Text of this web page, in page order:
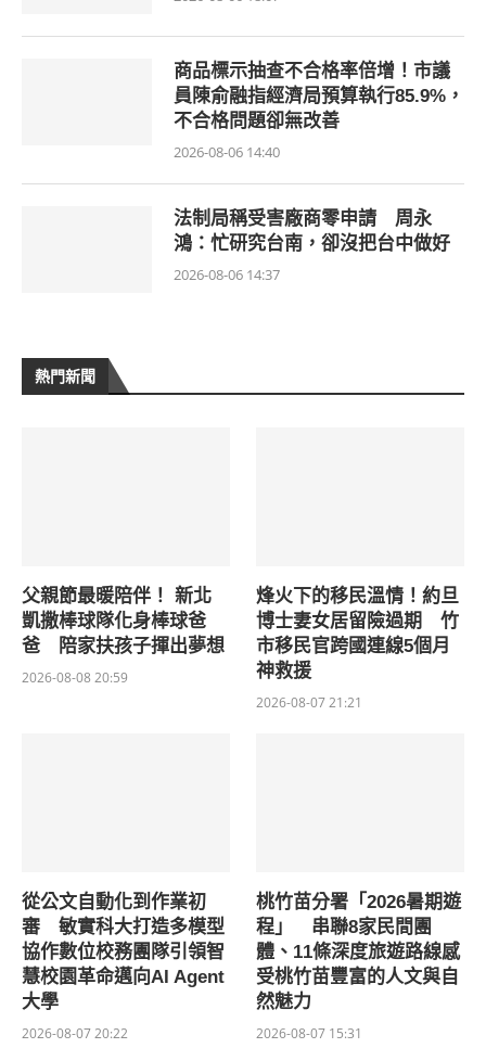
商品標示抽查不合格率倍增！市議
員陳俞融指經濟局預算執行85.9%，
不合格問題卻無改善
2026-08-06 14:40
法制局稱受害廠商零申請 周永
鴻：忙研究台南，卻沒把台中做好
2026-08-06 14:37
熱門新聞
父親節最暖陪伴！ 新北
凱撒棒球隊化身棒球爸
爸 陪家扶孩子揮出夢想
2026-08-08 20:59
烽火下的移民溫情！約旦
博士妻女居留險過期 竹
市移民官跨國連線5個月
神救援
2026-08-07 21:21
從公文自動化到作業初
審 敏實科大打造多模型
協作數位校務團隊引領智
慧校園革命邁向AI Agent
大學
2026-08-07 20:22
桃竹苗分署「2026暑期遊
程」 串聯8家民間團
體、11條深度旅遊路線感
受桃竹苗豐富的人文與自
然魅力
2026-08-07 15:31